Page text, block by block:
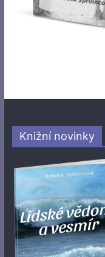
Knižní novinky